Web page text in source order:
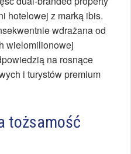
hotelowej z marką ibis.
wdrażana od
wielomilionowej
na rosnące
i turystów premium
tożsamość